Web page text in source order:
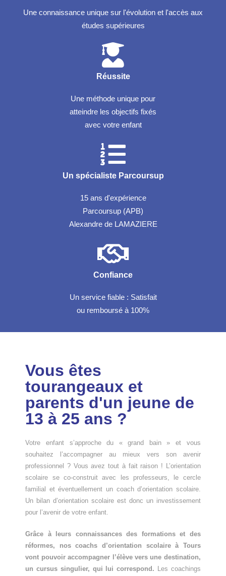
Une connaissance unique sur l'évolution et l'accès aux
études supérieures
Réussite
Une méthode unique pour
atteindre les objectifs fixés
avec votre enfant
Un spécialiste Parcoursup
15 ans d'expérience
Parcoursup (APB)
Alexandre de LAMAZIERE
Confiance
Un service fiable : Satisfait
ou remboursé à 100%
Vous êtes
tourangeaux et
parents d'un jeune de
13 à 25 ans ?
Votre enfant s’approche du « grand bain » et vous
souhaitez l’accompagner au mieux vers son avenir
professionnel ? Vous avez tout à fait raison ! L’orientation
scolaire se co-construit avec les professeurs, le cercle
familial et éventuellement un coach d’orientation scolaire.
Un bilan d’orientation scolaire est donc un investissement
pour l’avenir de votre enfant.
Grâce à leurs connaissances des formations et des
réformes, nos coachs d’orientation scolaire à Tours
vont pouvoir accompagner l’élève vers une destination,
un cursus singulier, qui lui correspond. Les coachings